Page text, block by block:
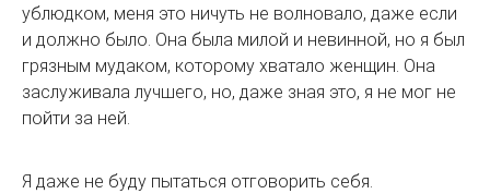
ублюдком, меня это ничуть не волновало, даже если
и должно было. Она была милой и невинной, но я был
грязным мудаком, которому хватало женщин. Она
заслуживала лучшего, но, даже зная это, я не мог не
пойти за ней.
Я даже не буду пытаться отговорить себя.